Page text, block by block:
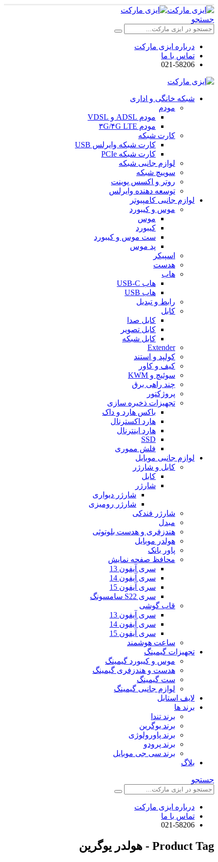
جستجو
درباره ایزی مارکت
تماس با ما
021-58206
شبکه خانگی و اداری
مودم
مودم ADSL و VDSL
مودم ۳G/۴G LTE
کارت شبکه
کارت شبکه وایرلس USB
کارت شبکه PCIe
لوازم جانبی شبکه
سوییچ شبکه
روتر و اکسس پوینت
توسعه دهنده وایرلس
لوازم جانبی کامپیوتر
موس و کیبورد
موس
کیبورد
ست موس و کیبورد
پد موس
اسپیکر
هدست
هاب
هاب USB-C
هاب USB
رابط و تبدیل
کابل
کابل صدا
کابل تصویر
کابل شبکه
Extender
کولپد و استند
کیف و کاور
سوئیچ و KWM
چند راهی برق
پروژکتور
تجهیزات ذخیره سازی
باکس هارد و داک
هارد اکسترنال
هارد اینترنال
SSD
فلش مموری
لوازم جانبی موبایل
کابل و شارژر
کابل
شارژر
شارژر دیواری
شارژر رومیزی
شارژر فندکی
مبدل
هندزفری و هدست بلوتوثی
هولدر موبایل
پاور بانک
محافظ صفحه نمایش
سری آیفون 13
سری آیفون 14
سری آیفون 15
سری S22 سامسونگ
قاب گوشی
سری آیفون 13
سری آیفون 14
سری آیفون 15
ساعت هوشمند
تجهیزات گیمینگ
موس و کیبورد گیمینگ
هدست و هندزفری گیمینگ
ست گیمینگ
لوازم جانبی گیمینگ
لایف استایل
برند ها
برند تندا
برند یوگرین
برند پاورولوژی
برند پرودو
برند سی جی موبایل
بلاگ
جستجو
درباره ایزی مارکت
تماس با ما
021-58206
Product Tag - هولدر یوگرین